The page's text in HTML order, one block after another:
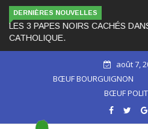
DERNIÈRES NOUVELLES
LES 3 PAPES NOIRS CACHÉS
CATHOLIQUE.
août 7,
BŒUF BOURGUIGNON
BŒUF